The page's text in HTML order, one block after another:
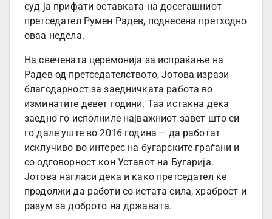
суд ја прифати оставката на досегашниот
претседател Румен Радев, поднесена претходно
оваа недела.
На свечената церемонија за испраќање на
Радев од претседателството, Јотова изрази
благодарност за заедничката работа во
изминатите девет години. Таа истакна дека
заедно го исполниле најважниот завет што си
го дале уште во 2016 година – да работат
исклучиво во интерес на бугарските граѓани и
со одговорност кон Уставот на Бугарија.
Јотова нагласи дека и како претседател ќе
продолжи да работи со истата сила, храброст и
разум за доброто на државата.